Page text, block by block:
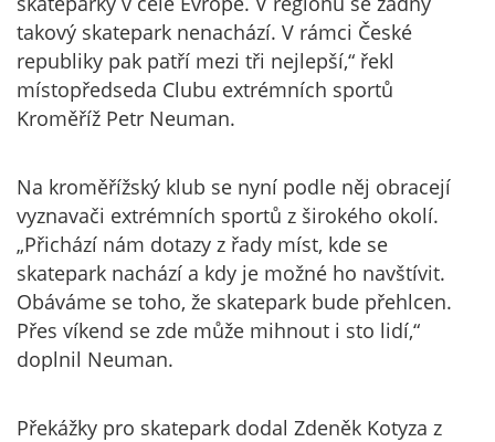
takový skatepark nenachází. V rámci České
republiky pak patří mezi tři nejlepší,“ řekl
místopředseda Clubu extrémních sportů
Kroměříž Petr Neuman.
Na kroměřížský klub se nyní podle něj obracejí
vyznavači extrémních sportů z širokého okolí.
„Přichází nám dotazy z řady míst, kde se
skatepark nachází a kdy je možné ho navštívit.
Obáváme se toho, že skatepark bude přehlcen.
Přes víkend se zde může mihnout i sto lidí,“
doplnil Neuman.
Překážky pro skatepark dodal Zdeněk Kotyza z